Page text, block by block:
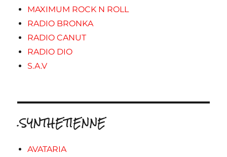
MAXIMUM ROCK N ROLL
RADIO BRONKA
RADIO CANUT
RADIO DIO
S.A.V
.SYNTHETIENNE
AVATARIA